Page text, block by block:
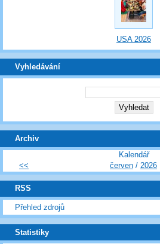
USA 2026
Vyhledávání
Archiv
Kalendář
<<
červen / 2026
RSS
Přehled zdrojů
Statistiky